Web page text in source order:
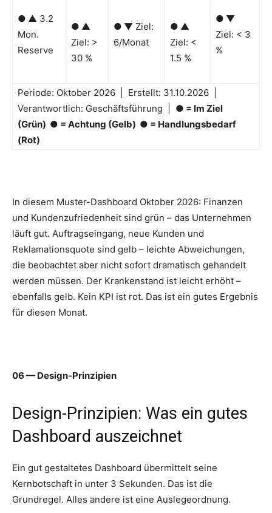
● ▲ 3.2
Mon.
Reserve
● ▲
Ziel: >
30 %
● ▼ Ziel:
6/Monat
● ▲
Ziel: <
1.5 %
● ▼
Ziel: < 3
%
Periode: Oktober 2026 | Erstellt: 31.10.2026 |
Verantwortlich: Geschäftsführung | ● = Im Ziel
(Grün) ● = Achtung (Gelb) ● = Handlungsbedarf
(Rot)
In diesem Muster-Dashboard Oktober 2026: Finanzen
und Kundenzufriedenheit sind grün – das Unternehmen
läuft gut. Auftragseingang, neue Kunden und
Reklamationsquote sind gelb – leichte Abweichungen,
die beobachtet aber nicht sofort dramatisch gehandelt
werden müssen. Der Krankenstand ist leicht erhöht –
ebenfalls gelb. Kein KPI ist rot. Das ist ein gutes Ergebnis
für diesen Monat.
06 — Design-Prinzipien
Design-Prinzipien: Was ein gutes
Dashboard auszeichnet
Ein gut gestaltetes Dashboard übermittelt seine
Kernbotschaft in unter 3 Sekunden. Das ist die
Grundregel. Alles andere ist eine Auslegeordnung.